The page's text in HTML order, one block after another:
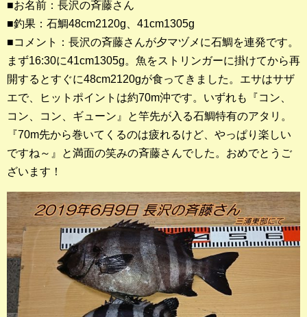
■お名前：長沢の斉藤さん
■釣果：石鯛48cm2120g、41cm1305g
■コメント：長沢の斉藤さんが夕マヅメに石鯛を連発です。
まず16:30に41cm1305g。魚をストリンガーに掛けてから再
開するとすぐに48cm2120gが食ってきました。エサはサザ
エで、ヒットポイントは約70m沖です。いずれも『コン、
コン、コン、ギューン』と竿先が入る石鯛特有のアタリ。
『70m先から巻いてくるのは疲れるけど、やっぱり楽しい
ですね～』と満面の笑みの斉藤さんでした。おめでとうご
ざいます！
釣果ランキング
2023年 クロダイ部門
2023年 メジナ部門
歴代釣果ランキング
クロダイ部門
メジナ部門
シロギス部門
過去の釣果ランキング
ブログ・釣行記
スタッフブログ